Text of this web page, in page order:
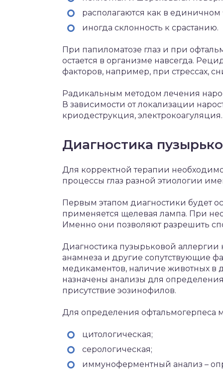
располагаются как в
иногда склонность к срастанию.
При папиломатозе глаз и при
остается в организме навсегда.
факторов, например, при стрессах,
Радикальным методом лечения
В зависимости от локализации
криодеструкция, электрокоагуляция.
Диагностика
Для корректной терапии
процессы глаз разной этиологии
Первым этапом диагностики будет
применяется щелевая лампа. При
Именно они позволяют разрешить
Диагностика пузырьковой аллергии
анамнеза и другие сопутствующие
медикаментов, наличие животных в
назначены анализы для
присутствие эозинофилов.
Для определения офтальмогерпеса
цитологическая;
серологическая;
иммуноферментный анализ –